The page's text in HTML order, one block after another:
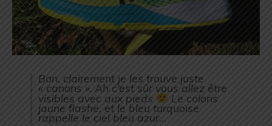
Bon, clairement je les trouve juste
« canons ». Ah c’est sûr vous allez être
visibles avec aux pieds Le coloris
jaune flashe, et le bleu turquoise
rappelle le ciel bleu azur…